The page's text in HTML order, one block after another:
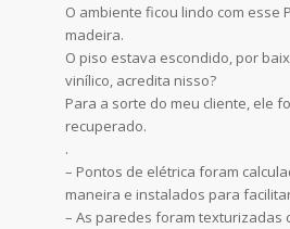
O ambiente ficou lindo com esse
madeira.
O piso estava escondido, por
vinílico, acredita nisso?
Para a sorte do meu cliente, ele
recuperado.
.
– Pontos de elétrica foram
maneira e instalados para
– As paredes foram texturizadas